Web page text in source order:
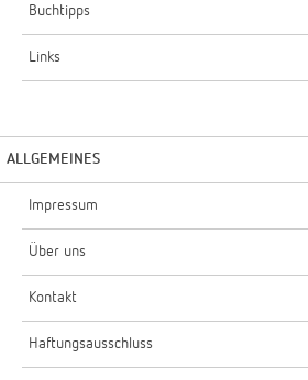
Buchtipps
Links
ALLGEMEINES
Impressum
Über uns
Kontakt
Haftungsausschluss